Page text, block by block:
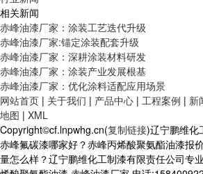
相关新闻
赤峰油漆厂家：涂装工艺迭代升级
赤峰油漆厂家:锚定涂装配套升级
赤峰油漆厂家：深耕涂装材料研发
赤峰油漆厂家：涂装产业发展根基
赤峰油漆厂家：优化涂料适配应用场景
网站首页 | 关于我们 | 产品中心 | 工程案例 | 新
地图 | XML
Copyright©cf.lnpwhg.cn(复制链接)辽宁鹏维化
赤峰氟碳漆哪家好？赤峰丙烯酸聚氨酯油漆报
量怎么样？辽宁鹏维化工制漆有限责任公司专